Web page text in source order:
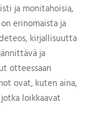
ja monitahoisia,
erinomaista ja
kirjallisuutta
ja
otteessaan
ovat, kuten aina,
loikkaavat